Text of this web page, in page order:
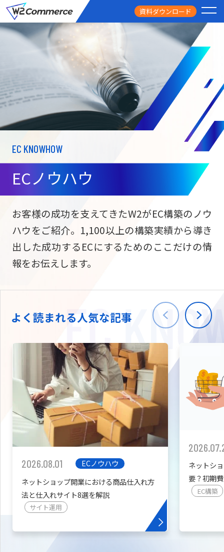
資料ダウンロード
サービス
ECサイト構築
サブスク/定期通販
ECサイト構築
海外進出・現地
W2
拡張プラグイン一覧
カスタマイズ開発
PRICE
料金
FEATURE
導入事例
USEFUL
お役立ち情報
NEWS
ニュース
会社情報
TW
EC KNOWHOW
ECノウハウ
お客様の成功を支えてきたW2がEC構築のノウ
ハウをご紹介。1,100以上の構築実績から導き
出した成功するECにするためのここだけの情
報をお伝えします。
よく読まれる人気な記事
2026.08.01
ECノウハウ
ネットショップ開業における商品仕入れ方
法と仕入れサイト8選を解説
サイト運用
ネットシ
要？初期
を紹介
EC構築